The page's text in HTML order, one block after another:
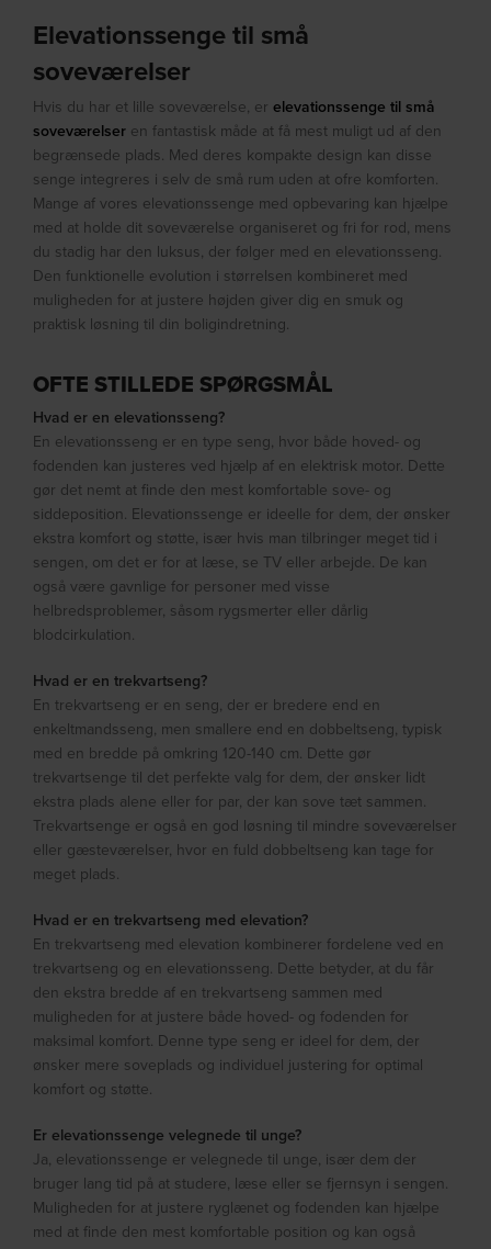
Elevationssenge til små
soveværelser
Hvis du har et lille soveværelse, erelevationssenge til små
soveværelser en fantastisk måde at få mest muligt ud af den
begrænsede plads. Med deres kompakte design kan disse
senge integreres i selv de små rum uden at ofre komforten.
Mange af vores elevationssenge med opbevaring kan hjælpe
med at holde dit soveværelse organiseret og fri for rod, mens
du stadig har den luksus, der følger med en elevationsseng.
Den funktionelle evolution i størrelsen kombineret med
muligheden for at justere højden giver dig en smuk og
praktisk løsning til din boligindretning.
OFTE STILLEDE SPØRGSMÅL
Hvad er en elevationsseng?
En elevationsseng er en type seng, hvor både hoved- og
fodenden kan justeres ved hjælp af en elektrisk motor. Dette
gør det nemt at finde den mest komfortable sove- og
siddeposition. Elevationssenge er ideelle for dem, der ønsker
ekstra komfort og støtte, især hvis man tilbringer meget tid i
sengen, om det er for at læse, se TV eller arbejde. De kan
også være gavnlige for personer med visse
helbredsproblemer, såsom rygsmerter eller dårlig
blodcirkulation.
Hvad er en trekvartseng?
En trekvartseng er en seng, der er bredere end en
enkeltmandsseng, men smallere end en dobbeltseng, typisk
med en bredde på omkring 120-140 cm. Dette gør
trekvartsenge til det perfekte valg for dem, der ønsker lidt
ekstra plads alene eller for par, der kan sove tæt sammen.
Trekvartsenge er også en god løsning til mindre soveværelser
eller gæsteværelser, hvor en fuld dobbeltseng kan tage for
meget plads.
Hvad er en trekvartseng med elevation?
En trekvartseng med elevation kombinerer fordelene ved en
trekvartseng og en elevationsseng. Dette betyder, at du får
den ekstra bredde af en trekvartseng sammen med
muligheden for at justere både hoved- og fodenden for
maksimal komfort. Denne type seng er ideel for dem, der
ønsker mere soveplads og individuel justering for optimal
komfort og støtte.
Er elevationssenge velegnede til unge?
Ja, elevationssenge er velegnede til unge, især dem der
bruger lang tid på at studere, læse eller se fjernsyn i sengen.
Muligheden for at justere ryglænet og fodenden kan hjælpe
med at finde den mest komfortable position og kan også